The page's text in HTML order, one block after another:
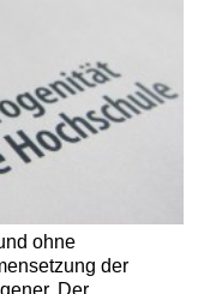
ohne
der
Der